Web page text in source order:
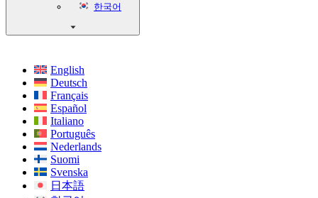
한국어
English
Deutsch
Français
Español
Italiano
Português
Nederlands
Suomi
Svenska
日本語